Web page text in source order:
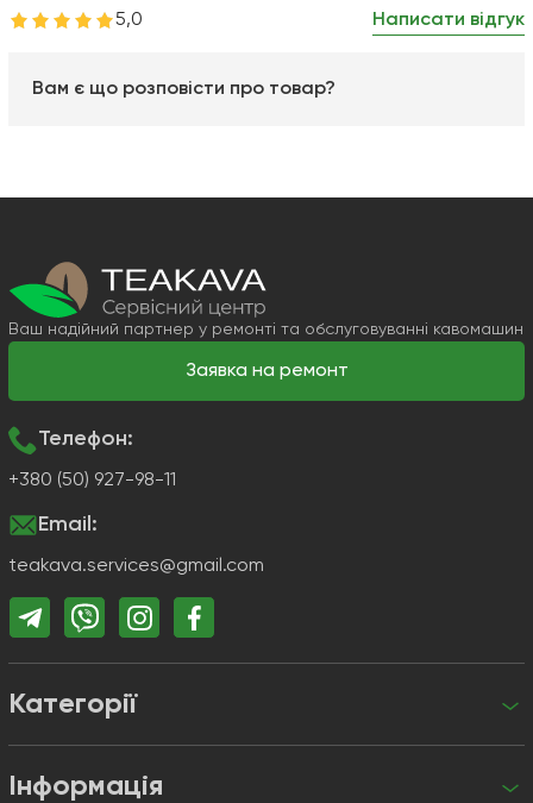
5,0 Написати відгук
Вам є що розповісти про товар?
Ваш надійний партнер у ремонті та обслуговуванні кавомашин
Заявка на ремонт
Категорії
Інформація
Телефон:
+380 (50) 927-98-11
Email:
teakava.services@gmail.com